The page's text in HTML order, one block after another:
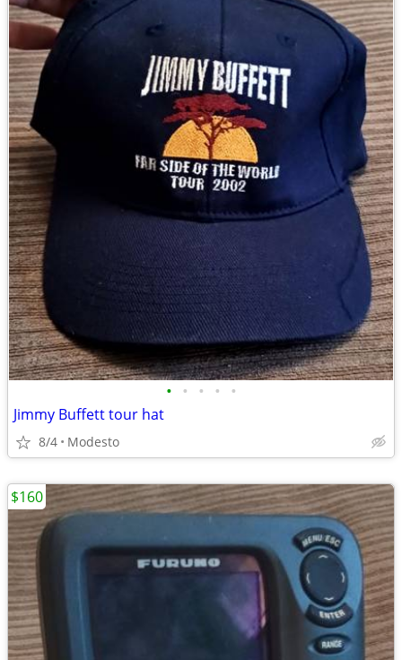
• • • • •
Jimmy Buffett tour hat
8/4 Modesto
$160